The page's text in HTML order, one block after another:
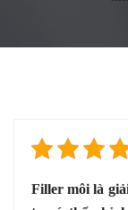
Filler môi là